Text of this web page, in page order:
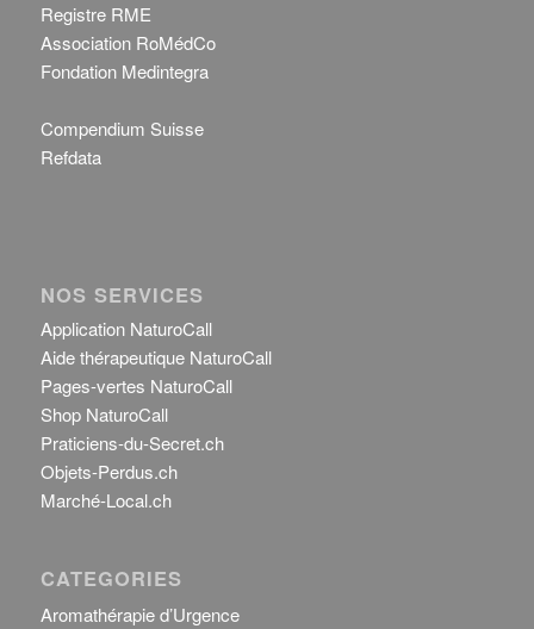
Registre RME
Association RoMédCo
Fondation Medintegra
Compendium Suisse
Refdata
NOS SERVICES
Application NaturoCall
Aide thérapeutique NaturoCall
Pages-vertes NaturoCall
Shop NaturoCall
Praticiens-du-Secret.ch
Objets-Perdus.ch
Marché-Local.ch
CATEGORIES
Aromathérapie d’Urgence